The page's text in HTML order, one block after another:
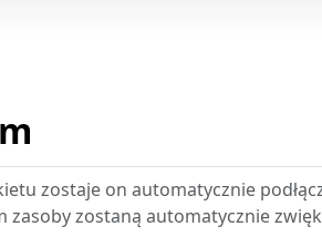
zostaje on automatycznie
zostaną automatycznie